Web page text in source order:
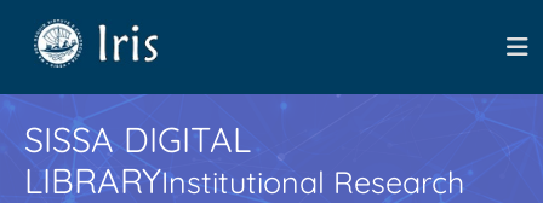
SISSA DIGITAL
LIBRARYInstitutional Research